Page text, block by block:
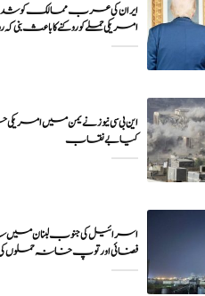
ایران کی عرب ممالک کو
امریکی حملے کو روکنے کا باعث بنی
این بی سی نیوز نے یمن میں امریکی
اسرائیل کی جنوب لبنان میں
فضائی اور توپ خانہ حملوں کی